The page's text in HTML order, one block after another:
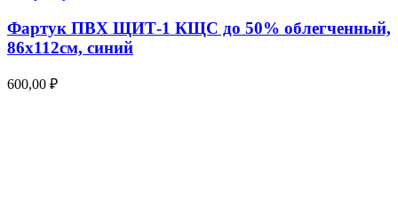
Фартук ПВХ ЩИТ-1 КЩС до 50% облегченный,
86х112см, синий
600,00 ₽